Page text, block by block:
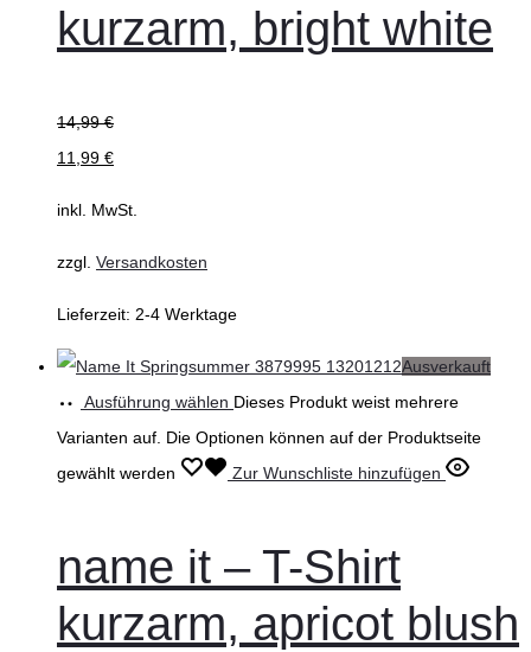
kurzarm, bright white
14,99€
11,99 €
inkl. MwSt.
zzgl. Versandkosten
Lieferzeit: 2-4 Werktage
Ausverkauft
Ausführung wählen Dieses Produkt weist mehrere
Varianten auf. Die Optionen können auf der Produktseite
gewählt werden
Zur Wunschliste hinzufügen
name it – T-Shirt
kurzarm, apricot blush